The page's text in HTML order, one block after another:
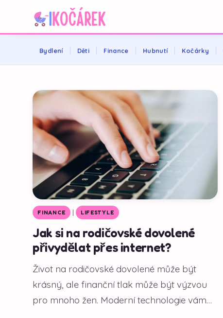
Bydlení Děti Finance Hubnutí Kočárky
Jak si na rodičovské dovolené
přivydělat přes internet?
Život na rodičovské dovolené může být
krásný, ale finanční tlak může být výzvou
pro mnoho žen. Moderní technologie vám
FINANCE | LIFESTYLE